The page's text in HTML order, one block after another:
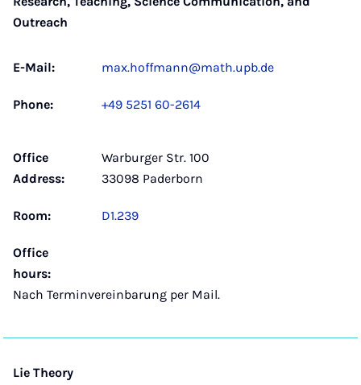
Outreach
E-Mail: max.hoffmann@math.upb.de
Phone: +49 5251 60-2614
Office
Address:
Warburger Str. 100
33098 Paderborn
Room: D1.239
Office
hours:
Nach Terminvereinbarung per Mail.
Lie Theory